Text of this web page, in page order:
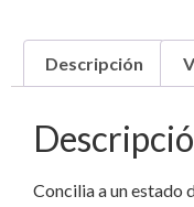
Descripción
Concilia a un estado